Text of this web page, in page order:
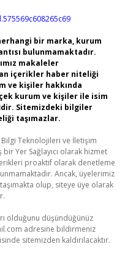
bir marka, kurum
bulunmamaktadır.
makaleler
içerikler haber niteliği
ve kişiler hakkında
kurum ve kişiler ile isim
Sitemizdeki bilgiler
taşımazlar.
Bilgi Teknolojileri ve İletişim
Yer Sağlayıcı olarak hizmet
proaktif olarak denetleme
Ancak, üyelerimiz
olup, siteye üye olarak
olduğunu düşündüğünüz
adresine bildirmeniz
sitemizden kaldırılacaktır.